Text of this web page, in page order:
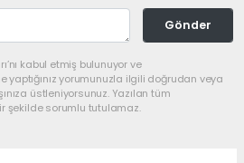
Gönder
kabul etmiş bulunuyor ve
yorumunuzla ilgili doğrudan veya
üstleniyorsunuz. Yazılan tüm
şekilde sorumlu tutulamaz.